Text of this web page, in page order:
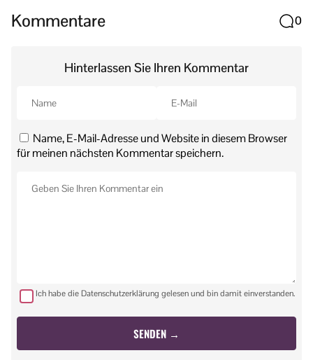
Kommentare 0
Hinterlassen Sie Ihren Kommentar
Name, E-Mail-Adresse und Website in diesem Browser
für meinen nächsten Kommentar speichern.
Ich habe die Datenschutzerklärung gelesen und bin damit einverstanden.